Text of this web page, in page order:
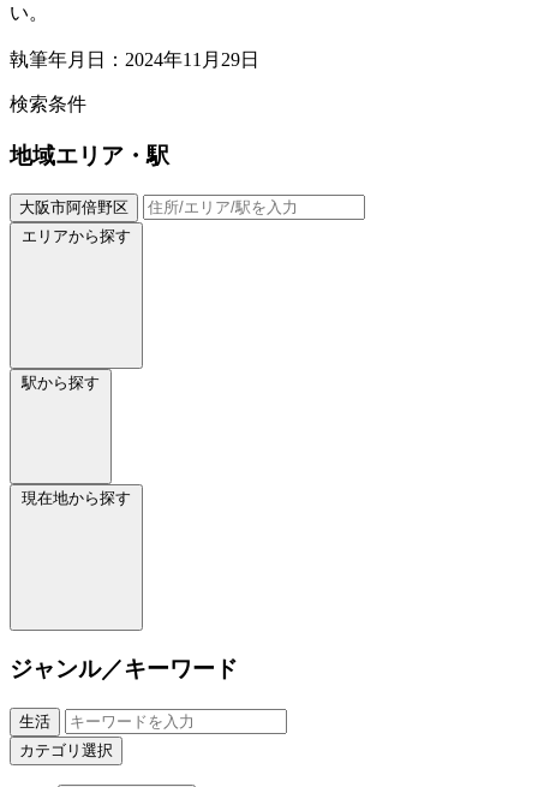
い。
執筆年月日：2024年11月29日
検索条件
地域エリア・駅
大阪市阿倍野区
エリアから探す
駅から探す
現在地から探す
ジャンル／キーワード
生活
カテゴリ選択